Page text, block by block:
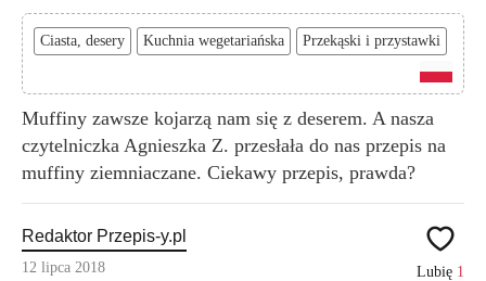
Ciasta, desery Kuchnia wegetariańska Przekąski i przystawki
Muffiny zawsze kojarzą nam się z deserem. A nasza
czytelniczka Agnieszka Z. przesłała do nas przepis na
muffiny ziemniaczane. Ciekawy przepis, prawda?
Redaktor Przepis-y.pl
12 lipca 2018 Lubię 1